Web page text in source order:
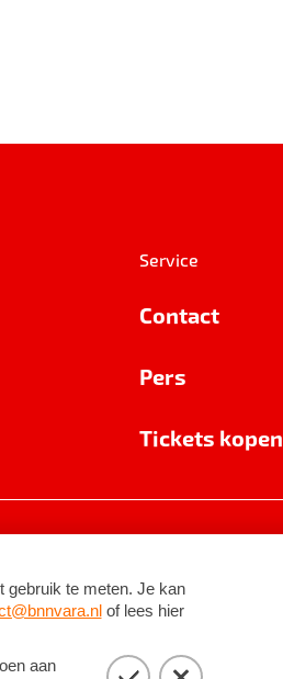
Service
Contact
Pers
Tickets kopen